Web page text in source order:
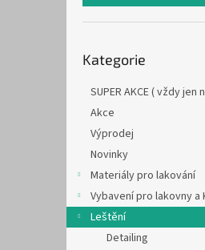
kategorie
Kategorie
SUPER AKCE ( vždy jen
Akce
Výprodej
Novinky
Materiály pro lakování
Vybavení pro lakovny a
Leštění
Detailing